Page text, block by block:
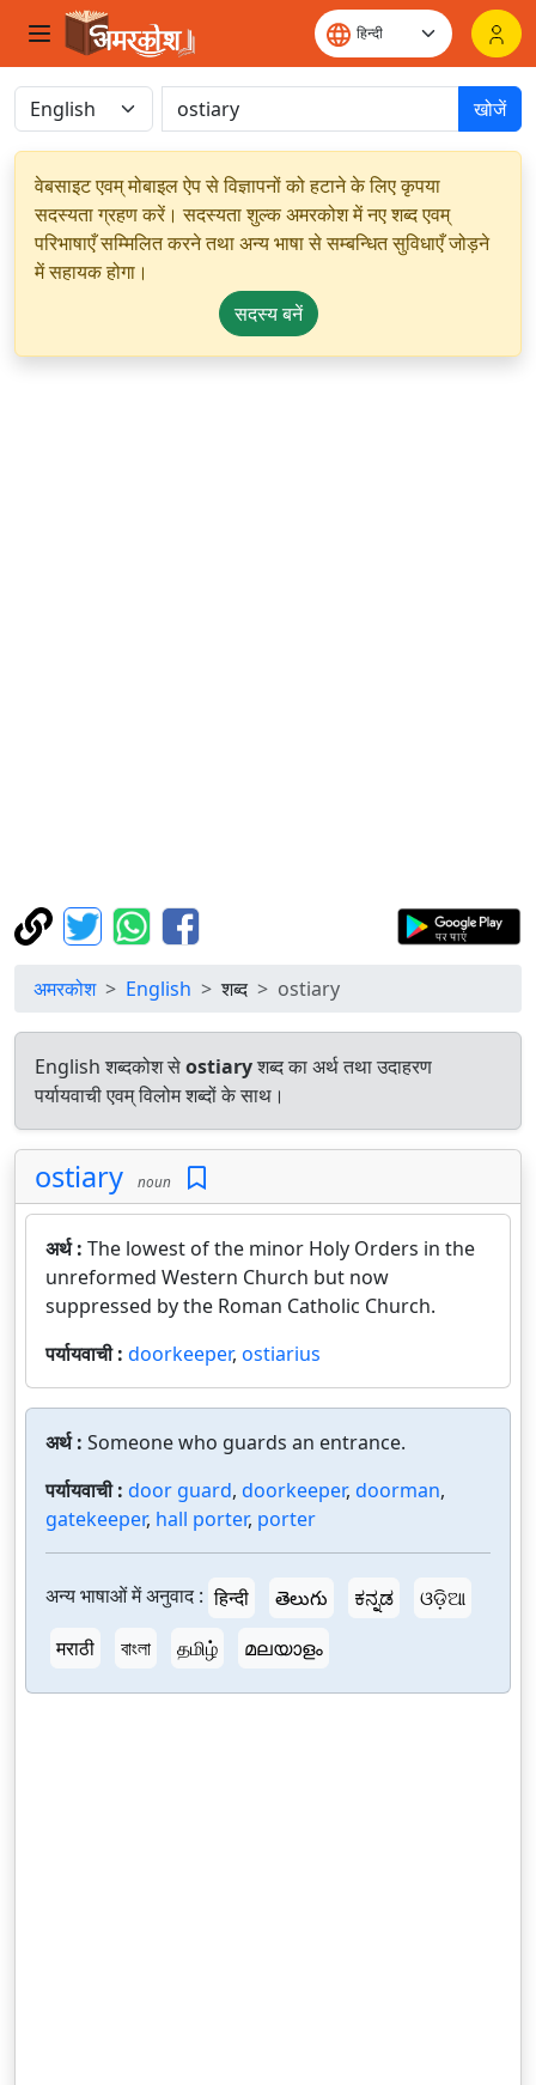
खोजें
वेबसाइट एवम् मोबाइल ऐप से विज्ञापनों को हटाने के लिए कृपया
सदस्यता ग्रहण करें। सदस्यता शुल्क अमरकोश में नए शब्द एवम्
परिभाषाएँ सम्मिलित करने तथा अन्य भाषा से सम्बन्धित सुविधाएँ जोड़ने
में सहायक होगा।
सदस्य बनें
अमरकोश English शब्द ostiary
English शब्दकोश सेostiaryशब्द का अर्थ तथा उदाहरण
पर्यायवाची एवम् विलोम शब्दों के साथ।
ostiary noun
अर्थ : The lowest of the minor Holy Orders in the
unreformed Western Church but now
suppressed by the Roman Catholic Church.
पर्यायवाची : doorkeeper, ostiarius
अर्थ : Someone who guards an entrance.
पर्यायवाची : door guard, doorkeeper, doorman,
gatekeeper, hall porter, porter
अन्य भाषाओं में अनुवाद : हिन्दी తెలుగు ಕನ್ನಡ
ଓଡ଼ିଆ
मराठी
বাংলা தமிழ் മലയാളം